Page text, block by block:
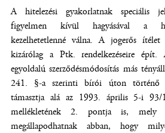
A hitelezési gyakorlatnak speciális
figyelmen kívül hagyásával a
kezelhetetlenné válna. A jogerős ítélet
kizárólag a Ptk. rendelkezéseire
egyoldalú szerződésmódosítás más
241. §-a szerinti bírói úton történő
támasztja alá az 1993. április 5-i 93/
mellékletének 2. pontja is, mely
megállapodhatnak abban, hogy